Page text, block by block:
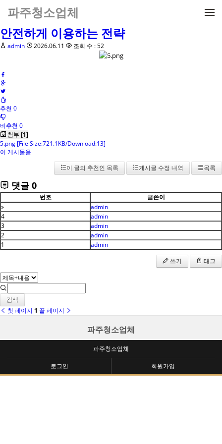
파주청소업체
안전하게 이용하는 전략
admin 2026.06.11 조회 수 : 52
추천 0
비추천 0
첨부 [1]
5.png [File Size:721.1KB/Download:13]
이 게시물을
이 글의 추천인 목록
게시글 수정 내역 목록
댓글 0
번호
글쓴이
»
admin
4
admin
3
admin
2
admin
1
admin
쓰기
태그
검색
첫 페이지 1 끝 페이지
파주청소업체
파주청소업체
로그인 회원가입